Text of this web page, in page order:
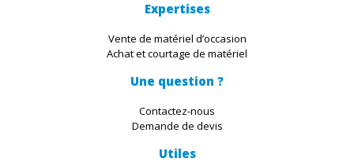
Expertises
Vente de matériel d’occasion
Achat et courtage de matériel
Une question ?
Contactez-nous
Demande de devis
Utiles